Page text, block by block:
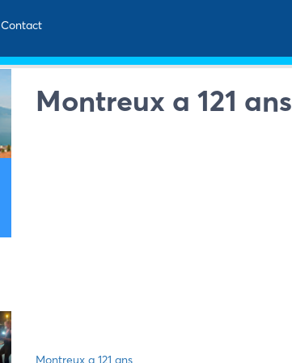
Contact
Montreux a 121 ans
Montreux a 121 ans